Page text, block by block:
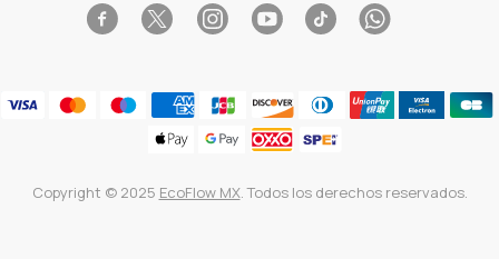
Copyright © 2025 EcoFlow MX. Todos los derechos reservados.